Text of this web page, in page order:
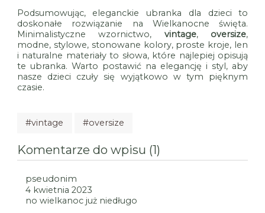
Podsumowując, eleganckie ubranka dla dzieci to
doskonałe rozwiązanie na Wielkanocne święta.
Minimalistyczne wzornictwo, vintage, oversize,
modne, stylowe, stonowane kolory, proste kroje, len
i naturalne materiały to słowa, które najlepiej opisują
te ubranka. Warto postawić na elegancję i styl, aby
nasze dzieci czuły się wyjątkowo w tym pięknym
czasie.
#vintage #oversize
Komentarze do wpisu (1)
pseudonim
4 kwietnia 2023
no wielkanoc już niedługo